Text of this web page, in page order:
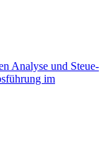
Analyse und Steue­
im